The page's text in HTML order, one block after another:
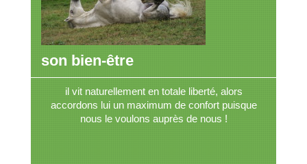
son bien-être
il vit naturellement en totale liberté, alors
accordons lui un maximum de confort puisque
nous le voulons auprès de nous !